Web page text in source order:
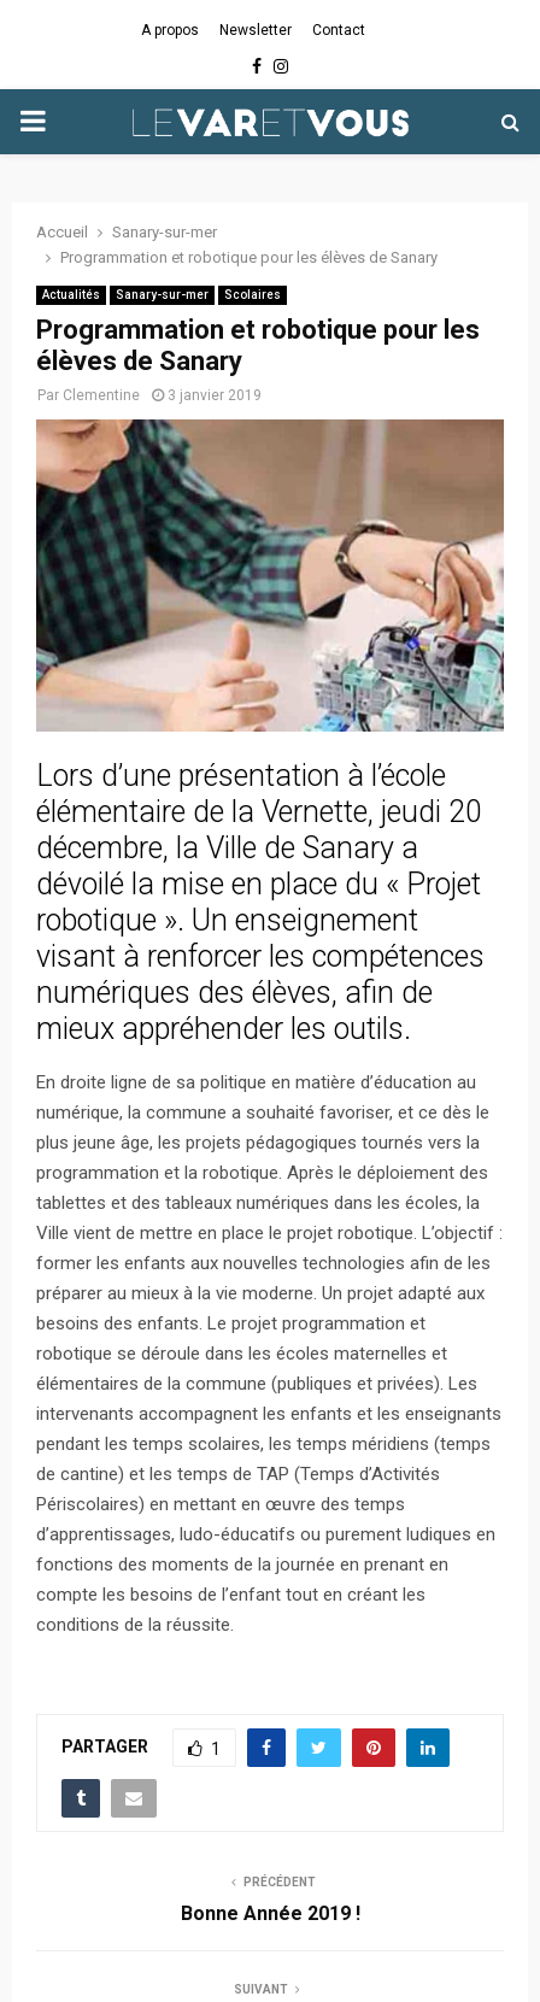
A propos Newsletter Contact
Facebook
Instagram
PRIMARY
Accueil
Sanary-sur-mer
Programmation et robotique pour les élèves de Sanary
Actualités Sanary-sur-mer Scolaires
Programmation et robotique pour les
élèves de Sanary
Par Clementine 3 janvier 2019
Lors d’une présentation à l’école
élémentaire de la Vernette, jeudi 20
décembre, la Ville de Sanary a
dévoilé la mise en place du « Projet
robotique ». Un enseignement
visant à renforcer les compétences
numériques des élèves, afin de
mieux appréhender les outils.
En droite ligne de sa politique en matière d’éducation au
numérique, la commune a souhaité favoriser, et ce dès le
plus jeune âge, les projets pédagogiques tournés vers la
programmation et la robotique. Après le déploiement des
tablettes et des tableaux numériques dans les écoles, la
Ville vient de mettre en place le projet robotique. L’objectif :
former les enfants aux nouvelles technologies afin de les
préparer au mieux à la vie moderne. Un projet adapté aux
besoins des enfants. Le projet programmation et
robotique se déroule dans les écoles maternelles et
élémentaires de la commune (publiques et privées). Les
intervenants accompagnent les enfants et les enseignants
pendant les temps scolaires, les temps méridiens (temps
de cantine) et les temps de TAP (Temps d’Activités
Périscolaires) en mettant en œuvre des temps
d’apprentissages, ludo-éducatifs ou purement ludiques en
fonctions des moments de la journée en prenant en
compte les besoins de l’enfant tout en créant les
conditions de la réussite.
PARTAGER 1
PRÉCÉDENT
Bonne Année 2019 !
SUIVANT